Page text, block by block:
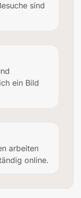
sind
ein Bild
arbeiten
online.